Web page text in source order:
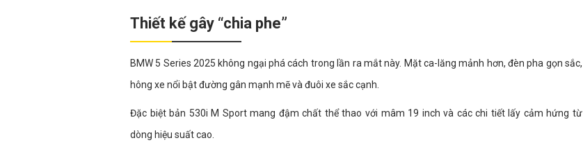
Thiết kế gây “chia phe”
BMW 5 Series 2025 không ngại phá cách trong lần ra mắt này. Mặt ca-lăng mảnh hơn, đèn pha gọn sắc,
hông xe nổi bật đường gân mạnh mẽ và đuôi xe sắc cạnh.
Đặc biệt bản 530i M Sport mang đậm chất thể thao với mâm 19 inch và các chi tiết lấy cảm hứng từ
dòng hiệu suất cao.